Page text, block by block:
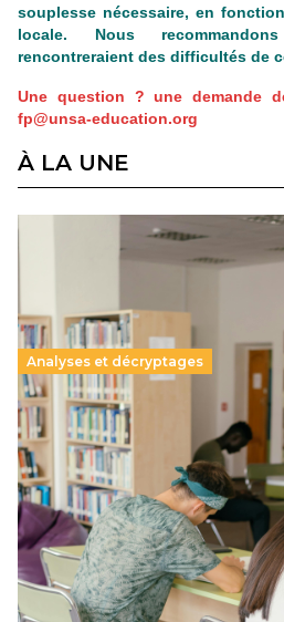
souplesse nécessaire, en
locale. Nous
rencontreraient des difficultés de
Une question ? une demande
fp@unsa-education.org
À LA UNE
Analyses et décryptages
Supérieur privé : une dérive
promesse républicaine
11 juillet 2026-
Le projet de loi sur la régulation
supérieur privé met en lumière
qui relègue l’acte pédagogique
Lire la suite →